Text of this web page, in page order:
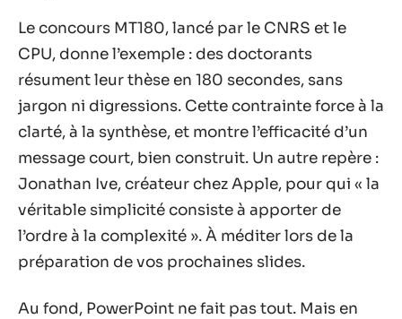
Le concours MT180, lancé par le CNRS et le
CPU, donne l’exemple : des doctorants
résument leur thèse en 180 secondes, sans
jargon ni digressions. Cette contrainte force à la
clarté, à la synthèse, et montre l’efficacité d’un
message court, bien construit. Un autre repère :
Jonathan Ive, créateur chez Apple, pour qui « la
véritable simplicité consiste à apporter de
l’ordre à la complexité ». À méditer lors de la
préparation de vos prochaines slides.
Au fond, PowerPoint ne fait pas tout. Mais en